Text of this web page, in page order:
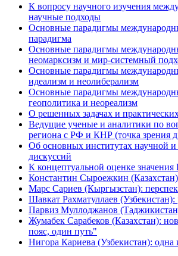
К вопросу научного изучения
научные подходы
Основные парадигмы
парадигма
Основные парадигмы
неомарксизм и мир-системный
Основные парадигмы
идеализм и неолиберализм
Основные парадигмы
геополитика и неореализм
О решенных задачах и
Ведущие ученые и аналитики по
региона с РФ и КНР (точка зрения
Об основных институтах научной
дискуссий
К концептуальной оценке
Константин Сыроежкин
Марс Сариев (Кыргызстан):
Шавкат Рахматуллаев
Парвиз Муллоджанов
Жумабек Сарабеков (Казахстан):
пояс, один путь"
Нигора Кариева (Узбекистан):